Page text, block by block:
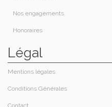
Nos engagements
Honoraires​
Légal
Contact
Mentions légales
Conditions Générales